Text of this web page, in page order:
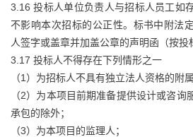
3.16 投标人单位负责人与招标人员工如
不影响本次招标的公正性。标书中附法
人签字或盖章并加盖公章的声明函（按投
3.17 投标人不得存在下列情形之一
（1）为招标人不具有独立法人资格的附
（2）为本项目前期准备提供设计或咨询
承包的除外；
（3）为本项目的监理人；